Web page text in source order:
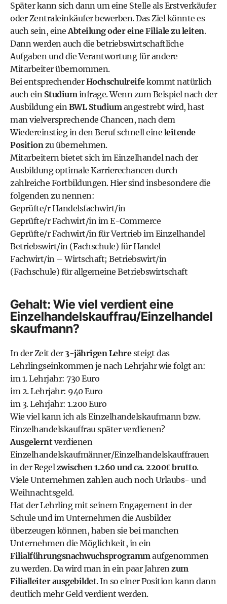
Später kann sich dann um eine Stelle als Erstverkäufer
oder Zentraleinkäufer bewerben. Das Ziel könnte es
auch sein, eineAbteilung oder eine Filiale zu leiten.
Dann werden auch die betriebswirtschaftliche
Aufgaben und die Verantwortung für andere
Mitarbeiter übernommen.
Bei entsprechenderHochschulreifekommt natürlich
auch ein Studiuminfrage. Wenn zum Beispiel nach der
Ausbildung einBWL Studiumangestrebt wird, hast
man vielversprechende Chancen, nach dem
Wiedereinstieg in den Beruf schnell eine leitende
Positionzu übernehmen.
Mitarbeitern bietet sich im Einzelhandel nach der
Ausbildung optimale Karrierechancen durch
zahlreiche Fortbildungen. Hier sind insbesondere die
folgenden zu nennen:
Geprüfte/r Handelsfachwirt/in
Geprüfte/r Fachwirt/in im E-Commerce
Geprüfte/r Fachwirt/in für Vertrieb im Einzelhandel
Betriebswirt/in (Fachschule) für Handel
Fachwirt/in – Wirtschaft; Betriebswirt/in
(Fachschule) für allgemeine Betriebswirtschaft
Gehalt: Wie viel verdient eine
Einzelhandelskauffrau/Einzelhandel
skaufmann?
In der Zeit der 3-jährigen Lehresteigt das
Lehrlingseinkommen je nach Lehrjahr wie folgt an:
im 1. Lehrjahr: 730 Euro
im 2. Lehrjahr: 940 Euro
im 3. Lehrjahr: 1.200 Euro
Wie viel kann ich als Einzelhandelskaufmann bzw.
Einzelhandelskauffrau später verdienen?
Ausgelerntverdienen
Einzelhandelskaufmänner/Einzelhandelskauffrauen
in der Regelzwischen 1.260 und ca. 2200€ brutto.
Viele Unternehmen zahlen auch noch Urlaubs- und
Weihnachtsgeld.
Hat der Lehrling mit seinem Engagement in der
Schule und im Unternehmen die Ausbilder
überzeugen können, haben sie bei manchen
Unternehmen die Möglichkeit, in ein
Filialführungsnachwuchsprogrammaufgenommen
zu werden. Da wird man in ein paar Jahrenzum
Filialleiter ausgebildet. In so einer Position kann dann
deutlich mehr Geld verdient werden.